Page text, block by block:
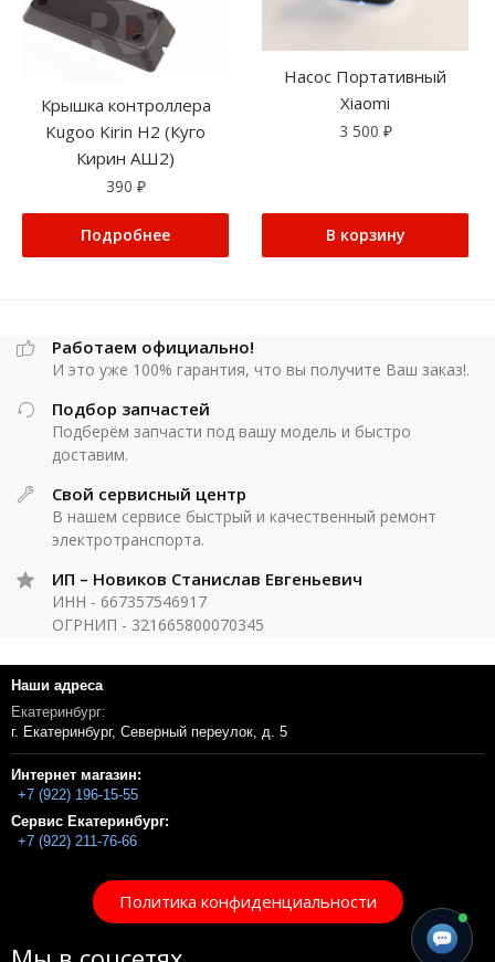
Крышка контроллера
Kugoo Kirin H2 (Куго
Кирин АШ2)
390 ₽
Подробнее
Насос Портативный
Xiaomi
3 500 ₽
В корзину
Работаем официально!
И это уже 100% гарантия, что вы получите Ваш заказ!.
Подбор запчастей
Подберём запчасти под вашу модель и быстро
доставим.
Свой сервисный центр
В нашем сервисе быстрый и качественный ремонт
электротранспорта.
ИП – Новиков Станислав Евгеньевич
ИНН - 667357546917
ОГРНИП - 321665800070345
Наши адреса
Екатеринбург:
г. Екатеринбург, Северный переулок, д. 5
Интернет магазин:
+7 (922) 196-15-55
Сервис Екатеринбург:
+7 (922) 211-76-66
Политика конфиденциальности